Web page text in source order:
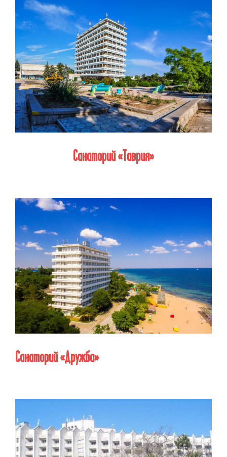
Санаторий «Таврия»
Санаторий «Дружба»